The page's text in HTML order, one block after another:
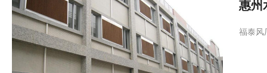
惠州
福泰风